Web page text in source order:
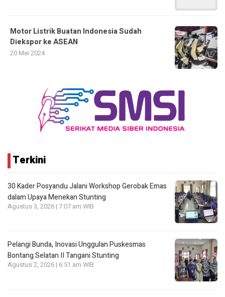
Motor Listrik Buatan Indonesia Sudah
Diekspor ke ASEAN
20 Mei 2024
Terkini
30 Kader Posyandu Jalani Workshop Gerobak Emas
dalam Upaya Menekan Stunting
Agustus 3, 2026 | 7:07 am WIB
Pelangi Bunda, Inovasi Unggulan Puskesmas
Bontang Selatan II Tangani Stunting
Agustus 2, 2026 | 6:51 am WIB